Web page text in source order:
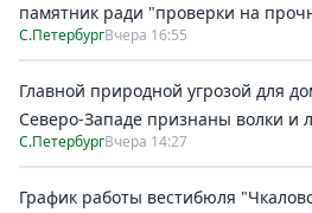
памятник ради "проверки на
С.ПетербургВчера 16:55
Главной природной угрозой для
Северо-Западе признаны волки и
С.ПетербургВчера 14:27
График работы вестибюля